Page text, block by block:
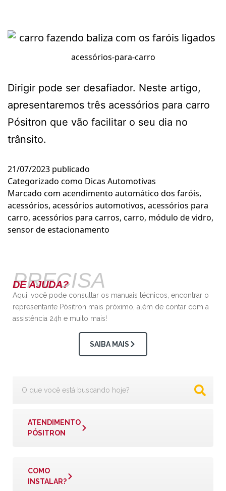
acessórios-para-carro
Dirigir pode ser desafiador. Neste artigo,
apresentaremos três acessórios para carro
Pósitron que vão facilitar o seu dia no
trânsito.
21/07/2023 publicado
Categorizado como Dicas Automotivas
Marcado com acendimento automático dos faróis,
acessórios, acessórios automotivos, acessórios para
carro, acessórios para carros, carro, módulo de vidro,
sensor de estacionamento
PRECISA
DE AJUDA?
Aqui, você pode consultar os manuais técnicos, encontrar o
representante Pósitron mais próximo, além de contar com a
assistência 24h e muito mais!
SAIBA MAIS
ATENDIMENTO
PÓSITRON
COMO
INSTALAR?